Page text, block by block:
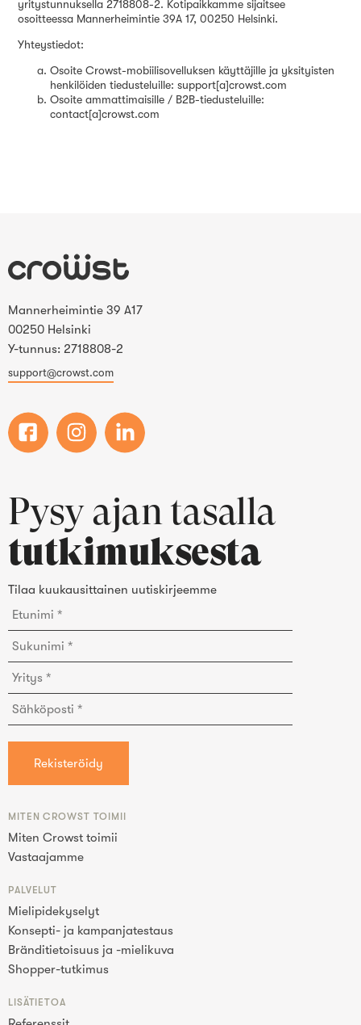
yritystunnuksella 2718808-2. Kotipaikkamme sijaitsee
osoitteessa Mannerheimintie 39A 17, 00250 Helsinki.
Yhteystiedot:
Osoite Crowst-mobiilisovelluksen käyttäjille ja yksityisten
henkilöiden tiedusteluille: support[a]crowst.com
Osoite ammattimaisille / B2B-tiedusteluille:
contact[a]crowst.com
Mannerheimintie 39 A17
00250 Helsinki
Y-tunnus: 2718808-2
support@crowst.com
Pysy ajan tasalla
tutkimuksesta
Tilaa kuukausittainen uutiskirjeemme
MITEN CROWST TOIMII
Miten Crowst toimii
Vastaajamme
PALVELUT
Mielipidekyselyt
Konsepti- ja kampanjatestaus
Bränditietoisuus ja -mielikuva
Shopper-tutkimus
LISÄTIETOA